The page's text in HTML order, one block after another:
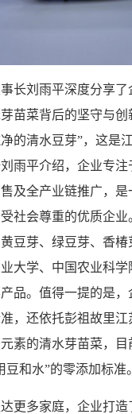
长刘雨平深度分享
苗菜背后的坚守与创
的清水豆芽”，这是
雨平介绍，企业专
及全产业链推广，
社会尊重的优质企
豆芽、绿豆芽、香椿
大学、中国农业科
品。值得一提的是
，还依托彭祖故里
素的清水芽苗菜，
和水”的零添加标准。
更多家庭，企业打